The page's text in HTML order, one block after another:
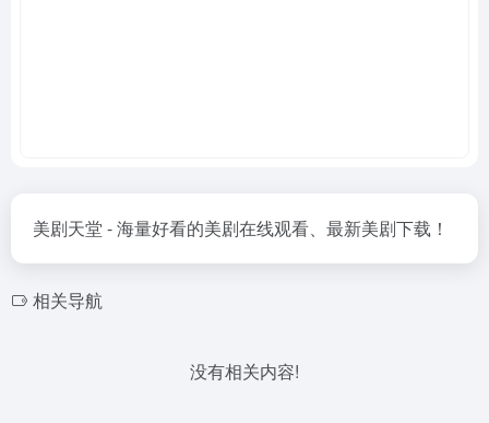
美剧天堂 - 海量好看的美剧在线观看、最新美剧下载！
相关导航
没有相关内容!